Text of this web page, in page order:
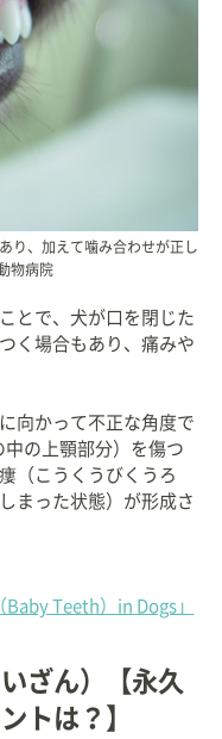
り、加えて噛み合わせが正し
物病院
とで、犬が口を閉じた
く場合もあり、痛みや
向かって不正な角度で
の上顎部分）を傷つ
（こうくうびくうろ
まった状態）が形成さ
Teeth）in Dogs」
ざん）【永久
トは？】